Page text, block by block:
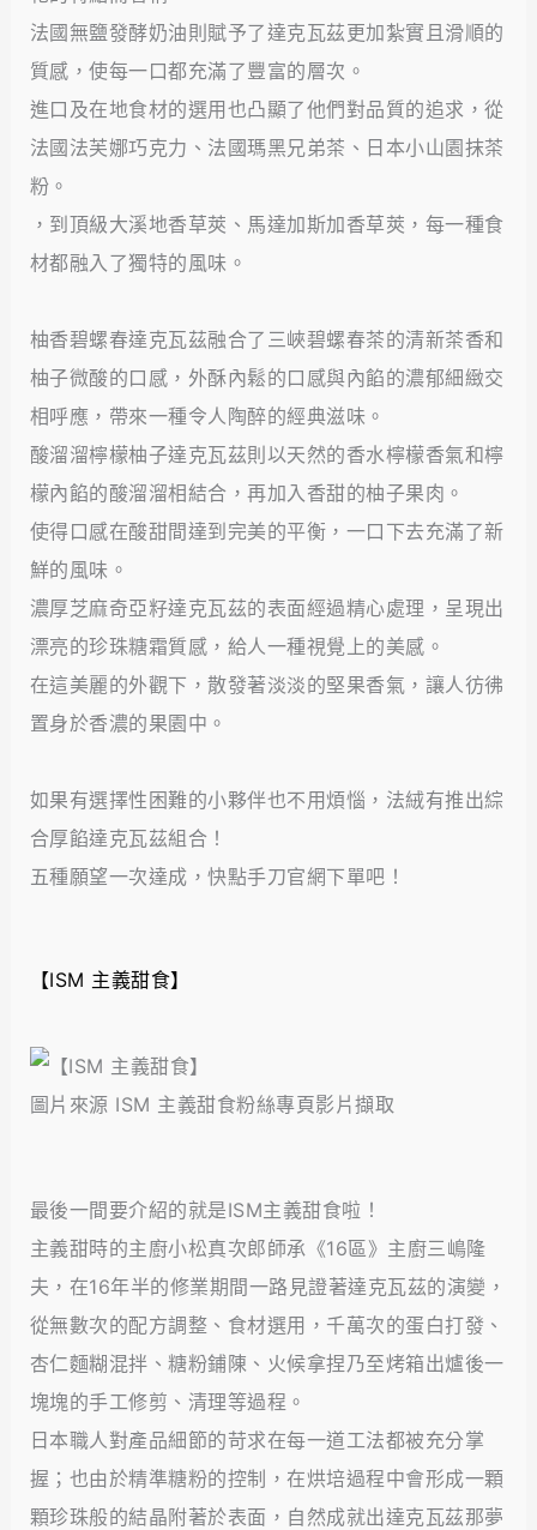
法國無鹽發酵奶油則賦予了達克瓦茲更加紮實且滑順的
質感，使每一口都充滿了豐富的層次。
進口及在地食材的選用也凸顯了他們對品質的追求，從
法國法芙娜巧克力、法國瑪黑兄弟茶、日本小山園抹茶
粉。
，到頂級大溪地香草莢、馬達加斯加香草莢，每一種食
材都融入了獨特的風味。
柚香碧螺春達克瓦茲融合了三峽碧螺春茶的清新茶香和
柚子微酸的口感，外酥內鬆的口感與內餡的濃郁細緻交
相呼應，帶來一種令人陶醉的經典滋味。
酸溜溜檸檬柚子達克瓦茲則以天然的香水檸檬香氣和檸
檬內餡的酸溜溜相結合，再加入香甜的柚子果肉。
使得口感在酸甜間達到完美的平衡，一口下去充滿了新
鮮的風味。
濃厚芝麻奇亞籽達克瓦茲的表面經過精心處理，呈現出
漂亮的珍珠糖霜質感，給人一種視覺上的美感。
在這美麗的外觀下，散發著淡淡的堅果香氣，讓人彷彿
置身於香濃的果園中。
如果有選擇性困難的小夥伴也不用煩惱，法絨有推出綜
合厚餡達克瓦茲組合！
五種願望一次達成，快點手刀官網下單吧！
【ISM 主義甜食】
圖片來源 ISM 主義甜食粉絲專頁影片擷取
最後一間要介紹的就是ISM主義甜食啦！
主義甜時的主廚小松真次郎師承《16區》主廚三嶋隆
夫，在16年半的修業期間一路見證著達克瓦茲的演變，
從無數次的配方調整、食材選用，千萬次的蛋白打發、
杏仁麵糊混拌、糖粉鋪陳、火候拿捏乃至烤箱出爐後一
塊塊的手工修剪、清理等過程。
日本職人對產品細節的苛求在每一道工法都被充分掌
握；也由於精準糖粉的控制，在烘培過程中會形成一顆
顆珍珠般的結晶附著於表面，自然成就出達克瓦茲那夢